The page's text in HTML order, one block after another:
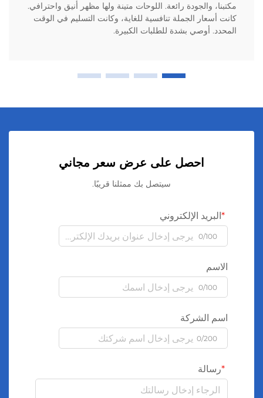
مكتبنا، والجودة رائعة. اللوحات متينة ولها مظهر أنيق واحترافي.
كانت أسعار الجملة تنافسية للغاية، وكانت التسليم في الوقت
المحدد. أوصي بشدة للطلبات الكبيرة.
احصل على عرض سعر مجاني
سيتصل بك ممثلنا قريبًا.
البريد الإلكتروني
0/100
الاسم
0/100
اسم الشركة
0/200
رسالة